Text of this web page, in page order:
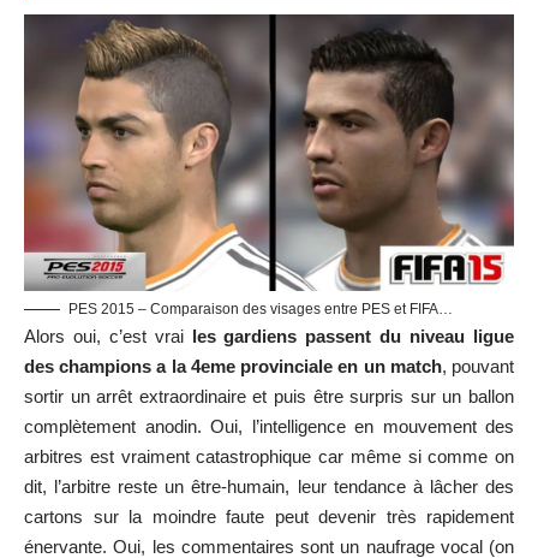
PES 2015 – Comparaison des visages entre PES et FIFA…
Alors oui, c’est vrai les gardiens passent du niveau ligue
des champions a la 4eme provinciale en un match, pouvant
sortir un arrêt extraordinaire et puis être surpris sur un ballon
complètement anodin. Oui, l’intelligence en mouvement des
arbitres est vraiment catastrophique car même si comme on
dit, l’arbitre reste un être-humain, leur tendance à lâcher des
cartons sur la moindre faute peut devenir très rapidement
énervante. Oui, les commentaires sont un naufrage vocal (on